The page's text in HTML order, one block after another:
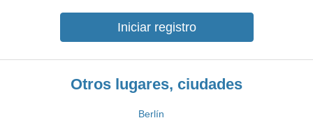
Iniciar registro
Otros lugares, ciudades
Berlín